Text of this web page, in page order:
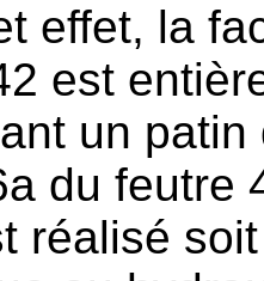
effet, la
est
un
du feutre
réalisé